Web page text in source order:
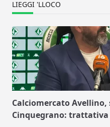
LIEGGI 'LLOCO
Calciomercato Avellino,
Cinquegrano: